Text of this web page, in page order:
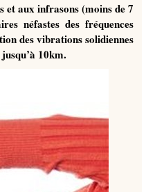
et aux infrasons (moins de 7
néfastes des fréquences
des vibrations solidiennes
10km.